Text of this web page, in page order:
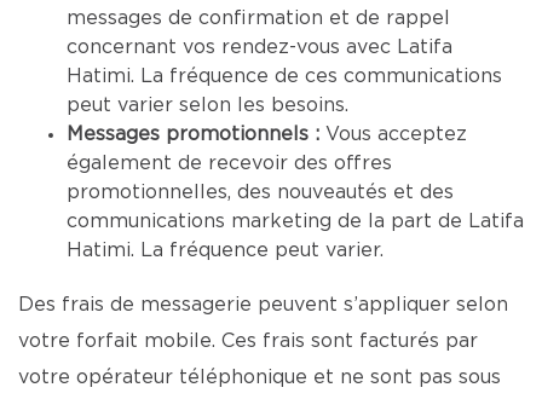
messages de confirmation et de rappel
concernant vos rendez-vous avec Latifa
Hatimi. La fréquence de ces communications
peut varier selon les besoins.
Messages promotionnels : Vous acceptez
également de recevoir des offres
promotionnelles, des nouveautés et des
communications marketing de la part de Latifa
Hatimi. La fréquence peut varier.
Des frais de messagerie peuvent s’appliquer selon
votre forfait mobile. Ces frais sont facturés par
votre opérateur téléphonique et ne sont pas sous